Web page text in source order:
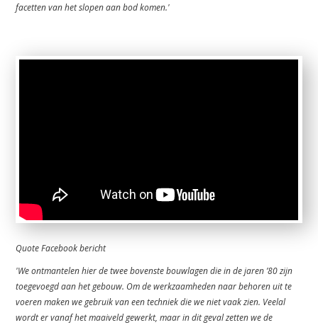
facetten van het slopen aan bod komen.'
Quote Facebook bericht
'We ontmantelen hier de twee bovenste bouwlagen die in de jaren ’80 zijn
toegevoegd aan het gebouw. Om de werkzaamheden naar behoren uit te
voeren maken we gebruik van een techniek die we niet vaak zien. Veelal
wordt er vanaf het maaiveld gewerkt, maar in dit geval zetten we de